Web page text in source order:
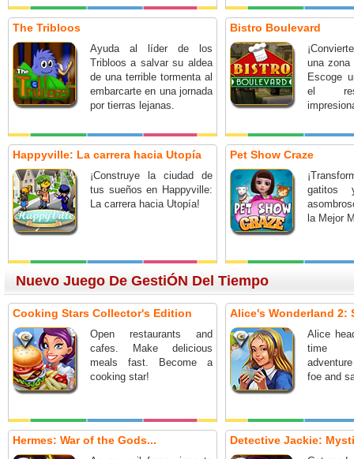
gestión
The Tribloos
Ayuda al líder de los
Tribloos a salvar su aldea
de una terrible tormenta al
embarcarte en una jornada
por tierras lejanas.
Bistro Boulevard
una zona
Escoge
el
Happyville: La carrera hacia Utopía
¡Construye la ciudad de
tus sueños en Happyville:
La carrera hacia Utopía!
Pet Show Craze
gatitos
la Mejor
Nuevo Juego De GestiÓN Del Tiempo
Cooking Stars Collector's Edition
Open restaurants and
cafes. Make delicious
meals fast. Become a
cooking star!
Alice's Wonderland 2:
Alice
time
foe and
Hermes: War of the Gods... Detective Jackie: